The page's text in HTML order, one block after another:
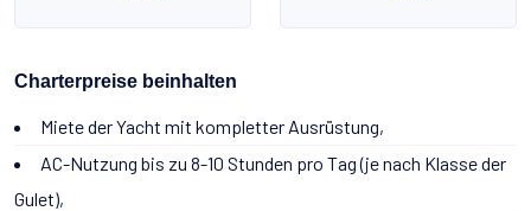
Charterpreise beinhalten
Miete der Yacht mit kompletter Ausrüstung,
AC-Nutzung bis zu 8-10 Stunden pro Tag (je nach Klasse der
Gulet),